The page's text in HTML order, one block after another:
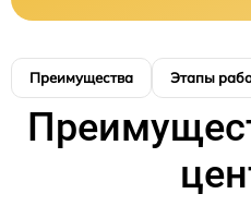
Преимущества Этапы